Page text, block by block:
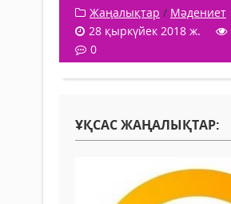
Жаңалықтар / Мәдениет
28 қыркүйек 2018 ж.
0
ҰҚСАС ЖАҢАЛЫҚТАР: